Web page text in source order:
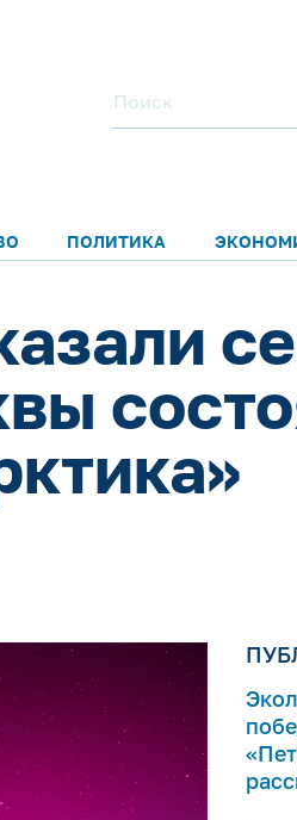
ПОЛИТИКА